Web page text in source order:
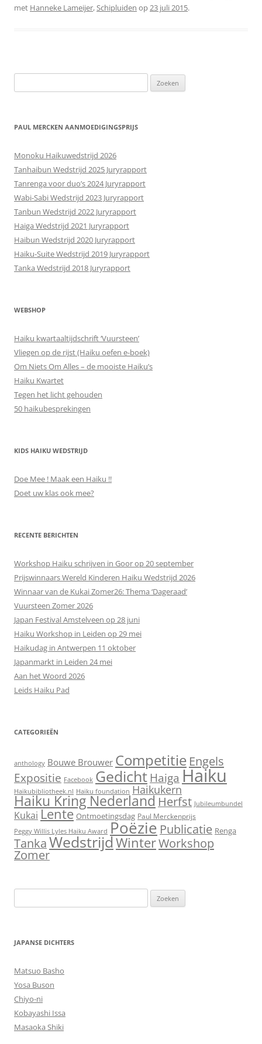
met Hanneke Lameijer,Schipluiden op23 juli 2015.
naar:
PAUL MERCKEN AANMOEDIGINGSPRIJS
Monoku Haikuwedstrijd 2026
Tanhaibun Wedstrijd 2025 Juryrapport
Tanrenga voor duo’s 2024 Juryrapport
Wabi-Sabi Wedstrijd 2023 Juryrapport
Tanbun Wedstrijd 2022 Juryrapport
Haiga Wedstrijd 2021 Juryrapport
Haibun Wedstrijd 2020 Juryrapport
Haiku-Suite Wedstrijd 2019 Juryrapport
Tanka Wedstrijd 2018 Juryrapport
WEBSHOP
Haiku kwartaaltijdschrift ‘Vuursteen’
Vliegen op de rijst (Haiku oefen e-boek)
Om Niets Om Alles – de mooiste Haiku’s
Haiku Kwartet
Tegen het licht gehouden
50 haikubesprekingen
KIDS HAIKU WEDSTRIJD
Doe Mee ! Maak een Haiku !!
Doet uw klas ook mee?
RECENTE BERICHTEN
Workshop Haiku schrijven in Goor op 20 september
Prijswinnaars Wereld Kinderen Haiku Wedstrijd 2026
Winnaar van de Kukai Zomer26: Thema ‘Dageraad’
Vuursteen Zomer 2026
Japan Festival Amstelveen op 28 juni
Haiku Workshop in Leiden op 29 mei
Haikudag in Antwerpen 11 oktober
Japanmarkt in Leiden 24 mei
Aan het Woord 2026
Leids Haiku Pad
CATEGORIEËN
anthology Bouwe Brouwer Competitie Engels
Expositie Facebook Gedicht Haiga Haiku
Haikubibliotheek.nl Haiku foundation Haikukern
Haiku Kring Nederland Herfst Jubileumbundel
Kukai Lente Ontmoetingsdag Paul Merckenprijs
Peggy Willis Lyles Haiku Award Poëzie Publicatie Renga
TankaWedstrijdWinterWorkshop
Zomer
naar:
JAPANSE DICHTERS
Matsuo Basho
Yosa Buson
Chiyo-ni
Kobayashi Issa
Masaoka Shiki